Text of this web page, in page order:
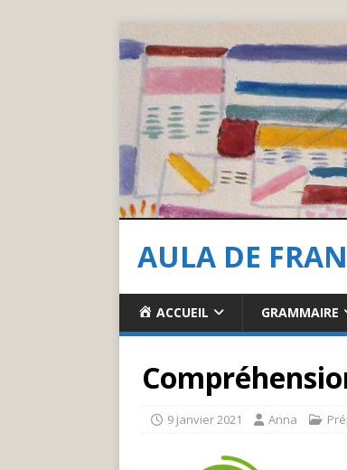
AULA DE
ACCUEIL GRAMMAIRE
9 janvier 2021 Anna